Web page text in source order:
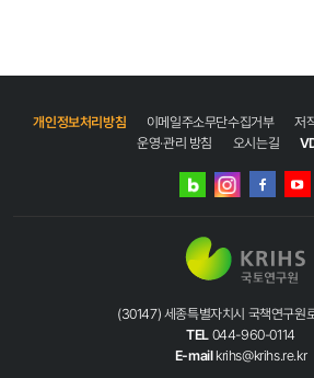
개인정보처리방침 이메일주소무단수집거부 저
운영·관리 방침
오시는길
네이버
인스타그램
(30147) 세종특별자치시 국책연구원
TEL 044-960-0114
E-mail krihs@krihs.re.kr